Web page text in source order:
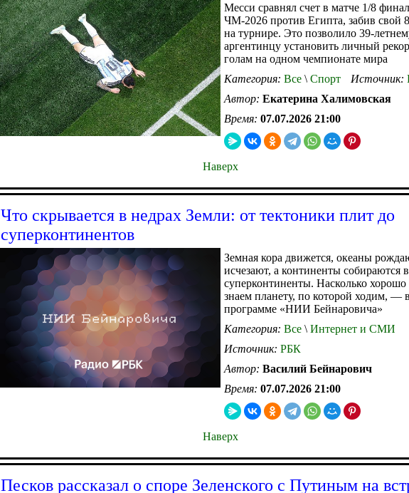
Месси сравнял счет в матче 1/8
ЧМ-2026 против Египта, забив свой
на турнире. Это позволило 39-
аргентинцу установить личный
голам на одном чемпионате мира
Категория: Все \ Спорт Источник:
Автор: Екатерина Халимовская
Время: 07.07.2026 21:00
Наверх
Что скрывается в недрах Земли: от тектоники плит до
суперконтинентов
Земная кора движется, океаны
исчезают, а континенты собираются в
суперконтиненты. Насколько
знаем планету, по которой ходим, — в
программе «НИИ Бейнаровича»
Категория: Все \ Интернет и СМИ
Источник: РБК
Автор: Василий Бейнарович
Время: 07.07.2026 21:00
Наверх
Песков рассказал о споре Зеленского с Путиным на